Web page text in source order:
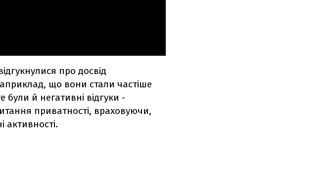
про досвід
що вони стали частіше
були й негативні відгуки -
приватності, враховуючи,
активності.